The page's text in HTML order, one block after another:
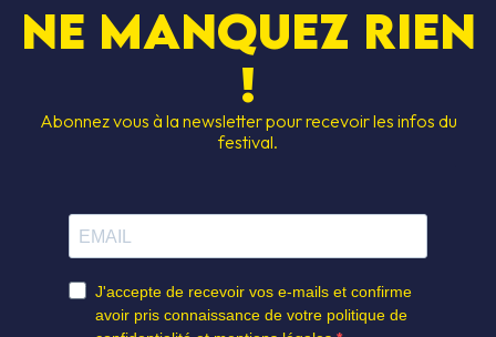
JAMS
DEVENIR
Ne manquez rien
!
Abonnez vous à la newsletter pour recevoir les infos du
festival.